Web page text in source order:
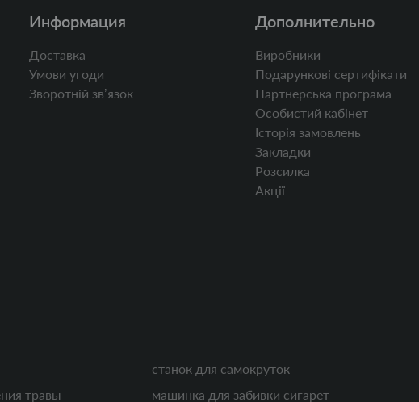
Информация
Доставка
Умови угоди
Зворотній звʼязок
Дополнительно
Виробники
Подарункові сертифікати
Партнерська програма
Особистий кабінет
Історія замовлень
Закладки
Розсилка
Акції
травы
станок для самокруток
машинка для забивки сигарет